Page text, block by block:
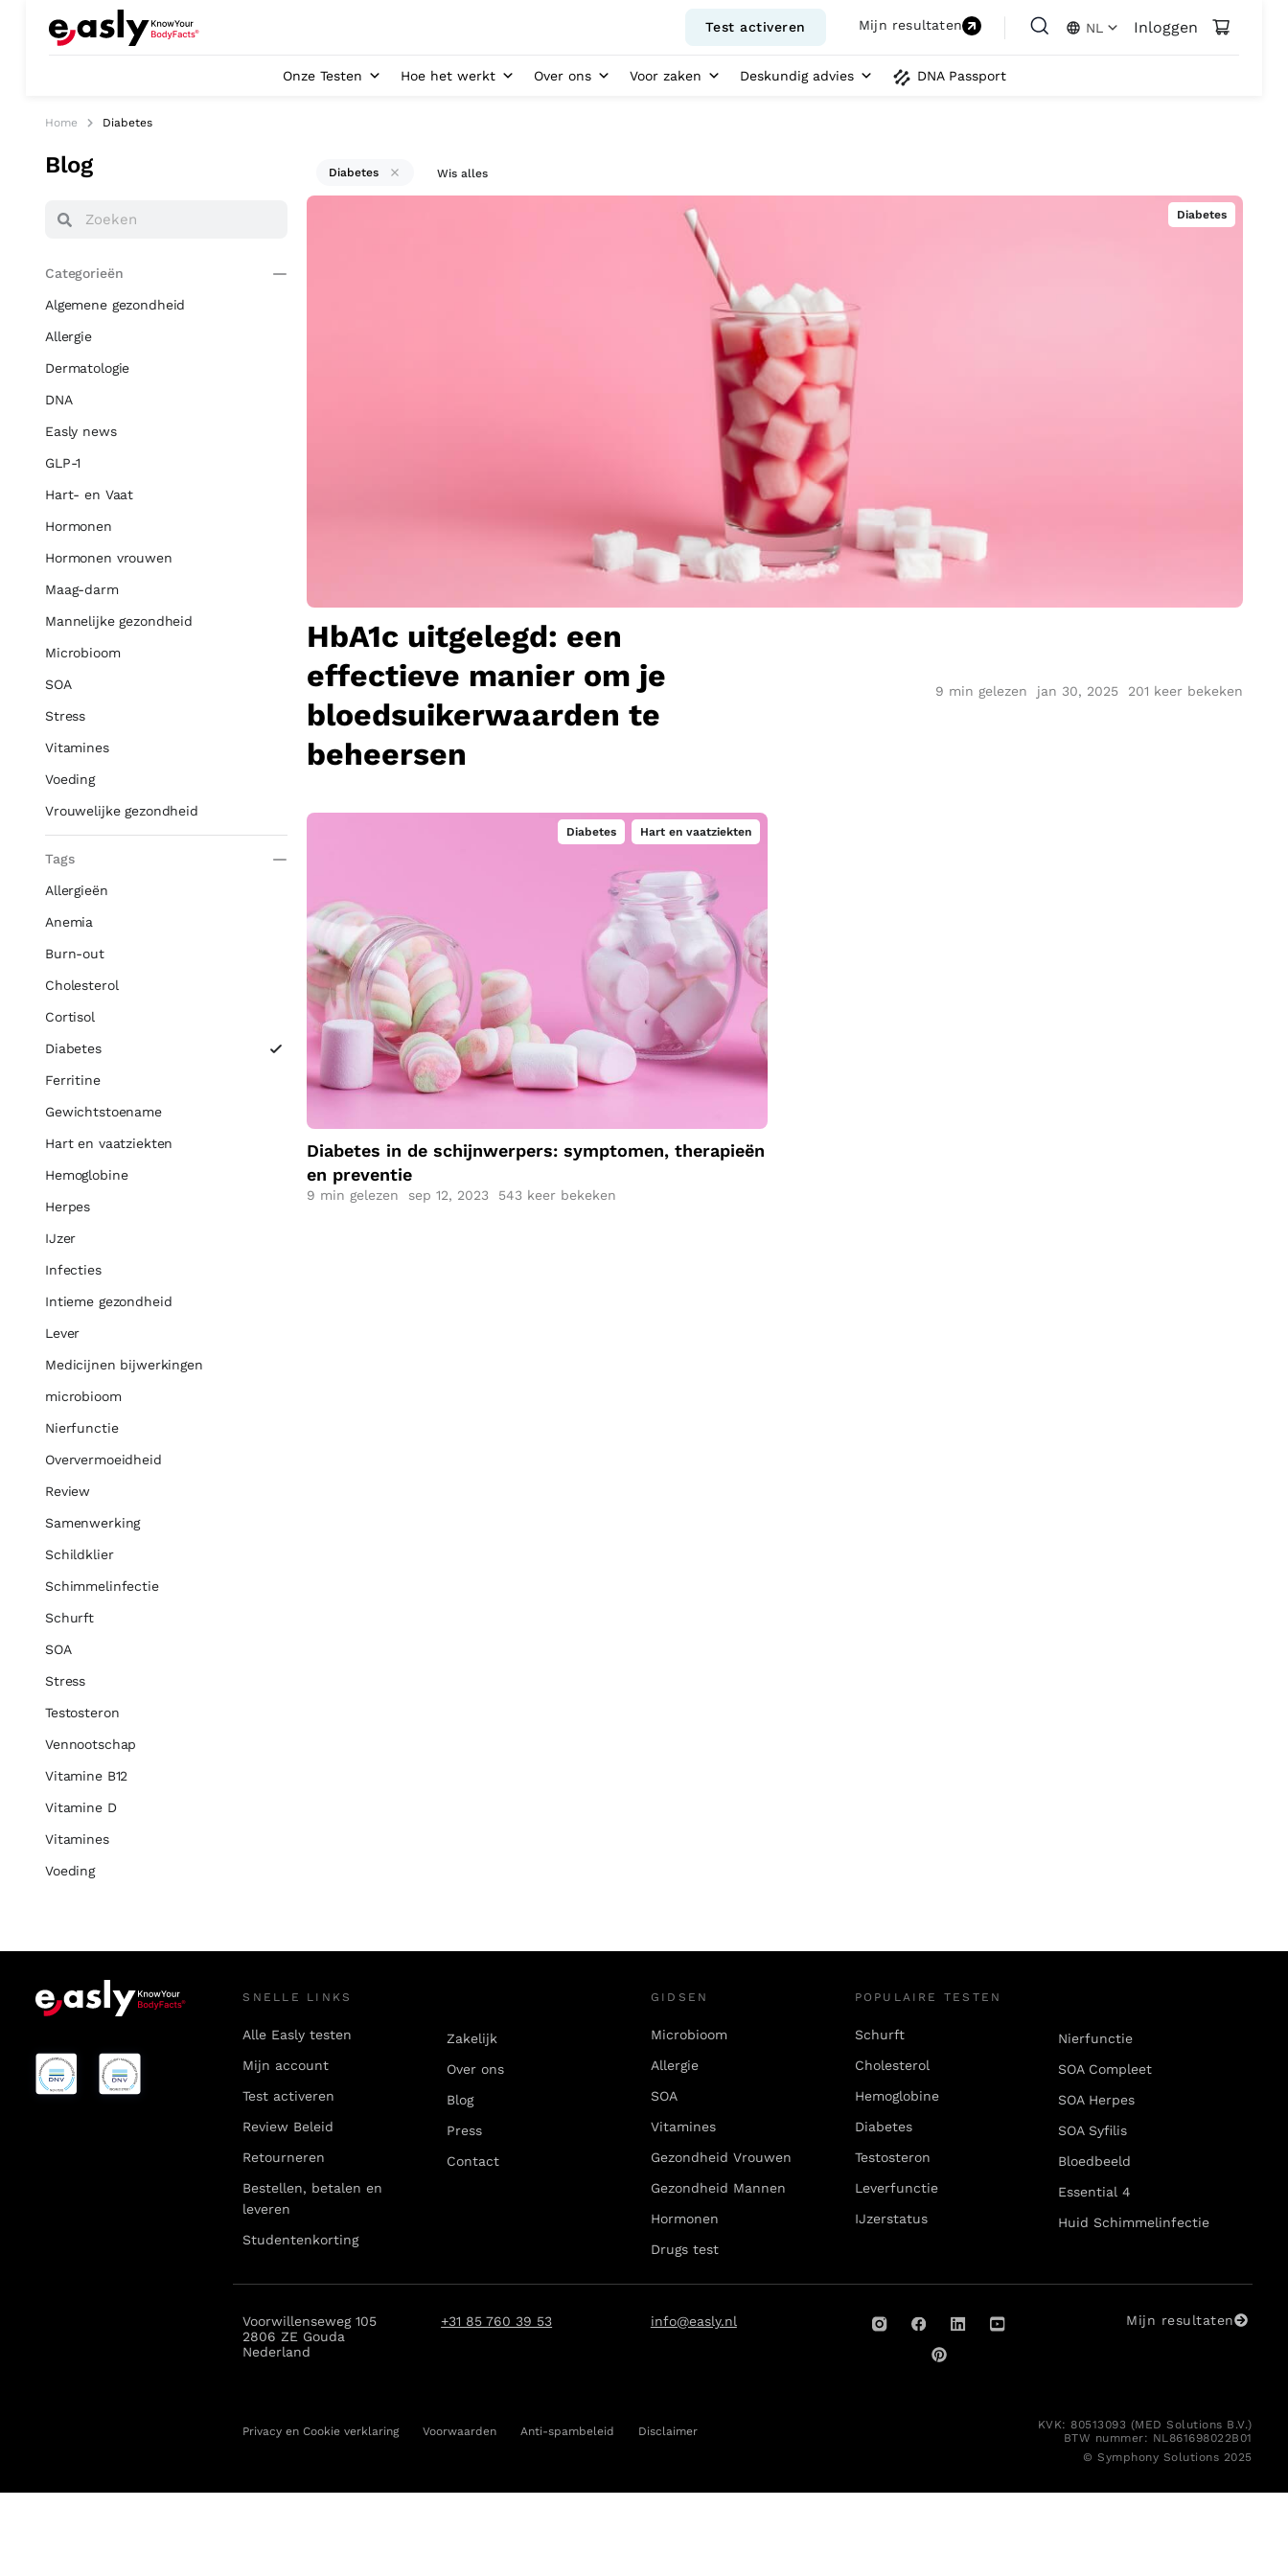
Test activeren Mijn resultaten NL Inloggen
Onze Testen Hoe het werkt Over ons Voor zaken Deskundig advies DNA Passport
Home Diabetes
Blog
Categorieën
Algemene gezondheid
Allergie
Dermatologie
DNA
Easly news
GLP-1
Hart- en Vaat
Hormonen
Hormonen vrouwen
Maag-darm
Mannelijke gezondheid
Microbioom
SOA
Stress
Vitamines
Voeding
Vrouwelijke gezondheid
Tags
Allergieën
Anemia
Burn-out
Cholesterol
Cortisol
Diabetes
Ferritine
Gewichtstoename
Hart en vaatziekten
Hemoglobine
Herpes
IJzer
Infecties
Intieme gezondheid
Lever
Medicijnen bijwerkingen
microbioom
Nierfunctie
Oververmoeidheid
Review
Samenwerking
Schildklier
Schimmelinfectie
Schurft
SOA
Stress
Testosteron
Vennootschap
Vitamine B12
Vitamine D
Vitamines
Voeding
Diabetes Wis alles
Diabetes
HbA1c uitgelegd: een
effectieve manier om je
beheersen
HbA1c uitgelegd: een
effectieve manier om je
bloedsuikerwaarden te
beheersen
9 min gelezen jan 30, 2025 201 keer bekeken
Diabetes Hart en vaatziekten
Diabetes in de
schijnwerpers:
symptomen,
therapieën en
preventie
Diabetes in de schijnwerpers: symptomen, therapieën
en preventie
9 min gelezen sep 12, 2023 543 keer bekeken
SNELLE LINKS
Alle Easly testen
Mijn account
Test activeren
Review Beleid
Retourneren
Bestellen, betalen en
leveren
Studentenkorting
Zakelijk
Over ons
Blog
Press
Contact
GIDSEN
Microbioom
Allergie
SOA
Vitamines
Gezondheid Vrouwen
Gezondheid Mannen
Hormonen
Drugs test
POPULAIRE TESTEN
Schurft
Cholesterol
Hemoglobine
Diabetes
Testosteron
Leverfunctie
IJzerstatus
Nierfunctie
SOA Compleet
SOA Herpes
SOA Syfilis
Bloedbeeld
Essential 4
Huid Schimmelinfectie
Voorwillenseweg 105
2806 ZE Gouda
Nederland
+31 85 760 39 53 info@easly.nl Mijn resultaten
Privacy en Cookie verklaring Voorwaarden Anti-spambeleid Disclaimer
KVK: 80513093 (MED Solutions B.V.)
BTW nummer: NL861698022B01
© Symphony Solutions 2025